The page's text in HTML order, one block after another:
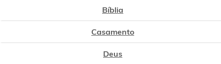
Bíblia
Casamento
Deus